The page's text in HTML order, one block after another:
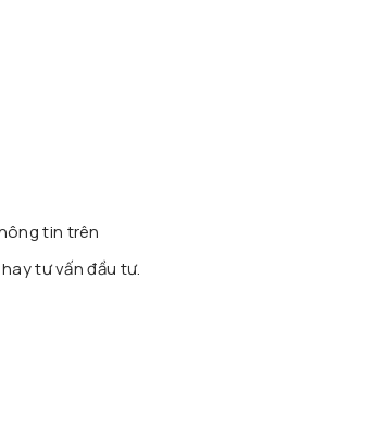
tin trên
tư vấn đầu tư.